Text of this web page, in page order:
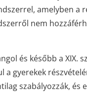
amelyben a
nem
és később a XIX.
gyerekek
szabályozzák, és